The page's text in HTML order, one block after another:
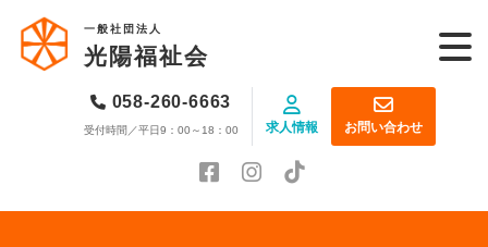
一般社団法人
光陽福祉会
058-260-6663
受付時間／平日9：00～18：00 求人情報 お問い合わせ